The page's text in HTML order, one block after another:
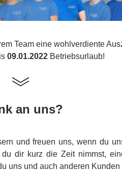
Team eine wohlverdiente
09.01.2022 Betriebsurlaub!
an uns?
und freuen uns, wenn du
dir kurz die Zeit nimmst,
uns und auch anderen Kunden